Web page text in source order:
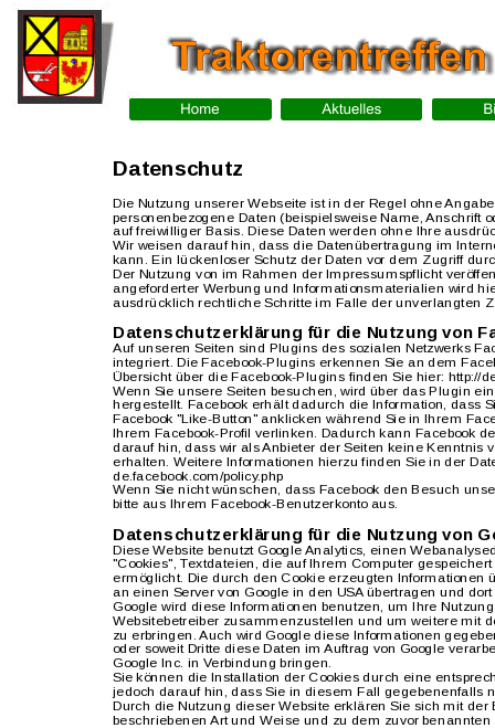
Datenschutz
Die Nutzung unserer Webseite ist in der Regel ohne
personenbezogene Daten (beispielsweise Name, Anschrift
auf freiwilliger Basis. Diese Daten werden ohne Ihre
Wir weisen darauf hin, dass die Datenübertragung im
kann. Ein lückenloser Schutz der Daten vor dem Zugriff
Der Nutzung von im Rahmen der Impressumspflicht
angeforderter Werbung und Informationsmaterialien wird
ausdrücklich rechtliche Schritte im Falle der unverlangten
Datenschutzerklärung für die Nutzung von
Auf unseren Seiten sind Plugins des sozialen Netzwerks
integriert. Die Facebook-Plugins erkennen Sie an dem
Übersicht über die Facebook-Plugins finden Sie hier: http://
Wenn Sie unsere Seiten besuchen, wird über das Plugin
hergestellt. Facebook erhält dadurch die Information, dass
Facebook "Like-Button" anklicken während Sie in Ihrem
Ihrem Facebook-Profil verlinken. Dadurch kann Facebook
darauf hin, dass wir als Anbieter der Seiten keine Kenntnis
erhalten. Weitere Informationen hierzu finden Sie in der
de.facebook.com/policy.php
Wenn Sie nicht wünschen, dass Facebook den Besuch
bitte aus Ihrem Facebook-Benutzerkonto aus.
Datenschutzerklärung für die Nutzung von
Diese Website benutzt Google Analytics, einen
"Cookies", Textdateien, die auf Ihrem Computer
ermöglicht. Die durch den Cookie erzeugten
an einen Server von Google in den USA übertragen und
Google wird diese Informationen benutzen, um Ihre
Websitebetreiber zusammenzustellen und um weitere mit
zu erbringen. Auch wird Google diese Informationen
oder soweit Dritte diese Daten im Auftrag von Google
Google Inc. in Verbindung bringen.
Sie können die Installation der Cookies durch eine
jedoch darauf hin, dass Sie in diesem Fall
Durch die Nutzung dieser Website erklären Sie sich mit
beschriebenen Art und Weise und zu dem zuvor